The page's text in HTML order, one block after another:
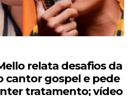
IEADPElembrou a
relata desafios da
cantor gospel e pede
tratamento; vídeo